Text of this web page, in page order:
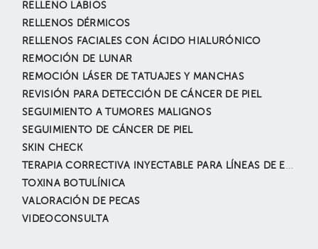
RELLENO LABIOS
RELLENOS DÉRMICOS
RELLENOS FACIALES CON ÁCIDO HIALURÓNICO
REMOCIÓN DE LUNAR
REMOCIÓN LÁSER DE TATUAJES Y MANCHAS
REVISIÓN PARA DETECCIÓN DE CÁNCER DE PIEL
SEGUIMIENTO A TUMORES MALIGNOS
SEGUIMIENTO DE CÁNCER DE PIEL
SKIN CHECK
TERAPIA CORRECTIVA INYECTABLE PARA LÍNEAS DE EXPRESIÓN
TOXINA BOTULÍNICA
VALORACIÓN DE PECAS
VIDEOCONSULTA